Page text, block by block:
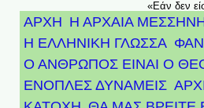
«Εάν δεν
ΑΡΧΗ Η ΑΡΧΑΙΑ
Η ΕΛΛΗΝΙΚΗ ΓΛΩΣΣΑ
Ο ΑΝΘΡΩΠΟΣ ΕΙΝΑΙ Ο
ΕΝΟΠΛΕΣ ΔΥΝΑΜΕΙΣ